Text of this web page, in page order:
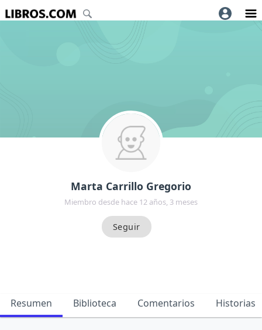
Marta Carrillo Gregorio
Miembro desde hace 12 años, 3 meses
Resumen Biblioteca Comentarios Historias